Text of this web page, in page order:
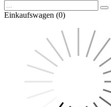
Einkaufswagen (0)